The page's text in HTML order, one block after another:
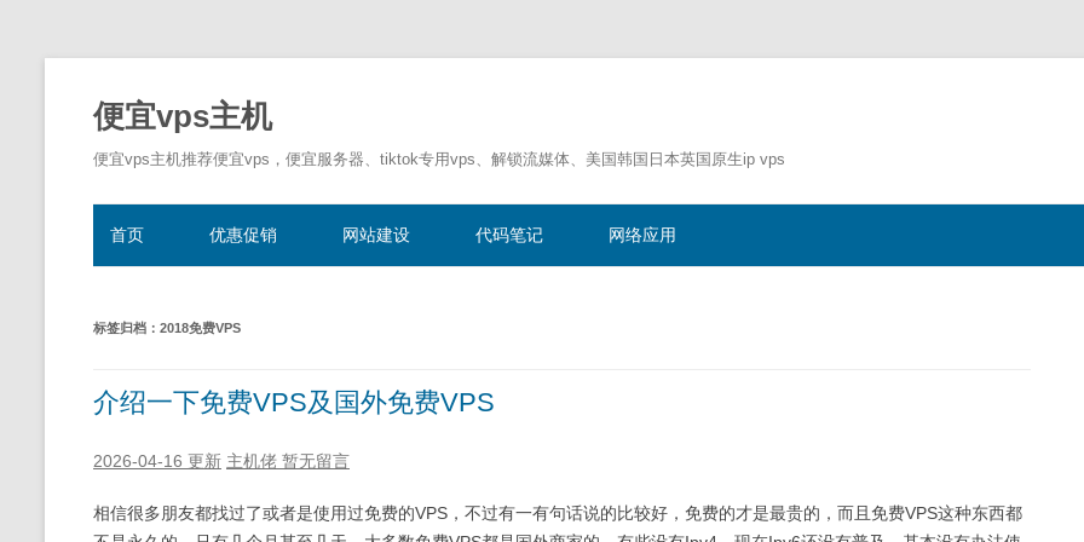
便宜vps主机
便宜vps主机推荐便宜vps，便宜服务器、tiktok专用vps、解锁流媒体、美国韩国日本英国原生ip vps
文
首页 优惠促销 网站建设 代码笔记 网络应用
标签归档： 2018免费VPS
介绍一下免费VPS及国外免费VPS
2026-04-16 更新 主机佬 暂无留言
相信很多朋友都找过了或者是使用过免费的VPS，不过有一有句话说的比较好，免费的才是最贵的，而且免费VPS这种东西都